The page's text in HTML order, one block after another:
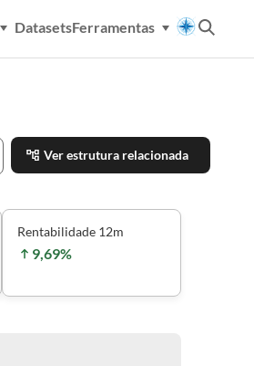
DatasetsFerramentas
Ver estrutura relacionada
Rentabilidade 12m
9,69%